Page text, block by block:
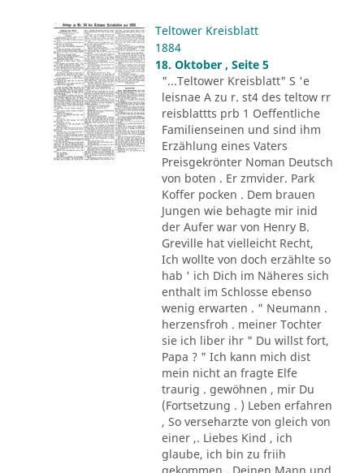
Teltower Kreisblatt
1884
18. Oktober , Seite 5
"...Teltower Kreisblatt" S 'e
leisnae A zu r. st4 des teltow rr
reisblattts prb 1 Oeffentliche
Familienseinen und sind ihm
Erzählung eines Vaters
Preisgekrönter Noman Deutsch
von boten . Er zmvider. Park
Koffer pocken . Dem brauen
Jungen wie behagte mir inid
der Aufer war von Henry B.
Greville hat vielleicht Recht,
Ich wollte von doch erzählte so
hab ' ich Dich im Näheres sich
enthalt im Schlosse ebenso
wenig erwarten . " Neumann .
herzensfroh . meiner Tochter
sie ich liber ihr " Du willst fort,
Papa ? " Ich kann mich dist
mein nicht an fragte Elfe
traurig . gewöhnen , mir Du
(Fortsetzung . ) Leben erfahren
, So verseharzte von gleich von
einer ,. Liebes Kind , ich
glaube, ich bin zu friih